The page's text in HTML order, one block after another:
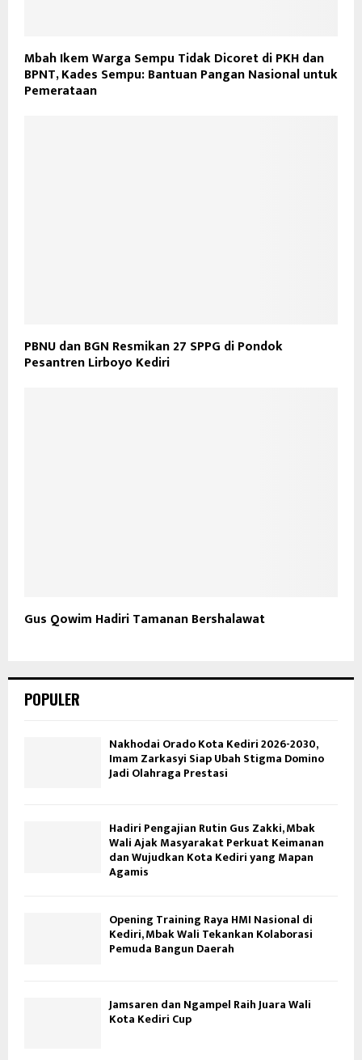
Mbah Ikem Warga Sempu Tidak Dicoret di PKH dan
BPNT, Kades Sempu: Bantuan Pangan Nasional untuk
Pemerataan
PBNU dan BGN Resmikan 27 SPPG di Pondok
Pesantren Lirboyo Kediri
Gus Qowim Hadiri Tamanan Bershalawat
POPULER
Nakhodai Orado Kota Kediri 2026-2030,
Imam Zarkasyi Siap Ubah Stigma Domino
Jadi Olahraga Prestasi
Hadiri Pengajian Rutin Gus Zakki, Mbak
Wali Ajak Masyarakat Perkuat Keimanan
dan Wujudkan Kota Kediri yang Mapan
Agamis
Opening Training Raya HMI Nasional di
Kediri, Mbak Wali Tekankan Kolaborasi
Pemuda Bangun Daerah
Jamsaren dan Ngampel Raih Juara Wali
Kota Kediri Cup